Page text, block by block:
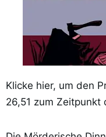
Klicke hier, um den
26,51 zum Zeitpunkt